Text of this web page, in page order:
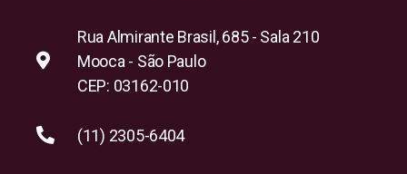
Rua Almirante Brasil, 685 - Sala 210
Mooca - São Paulo
CEP: 03162-010
(11) 2305-6404